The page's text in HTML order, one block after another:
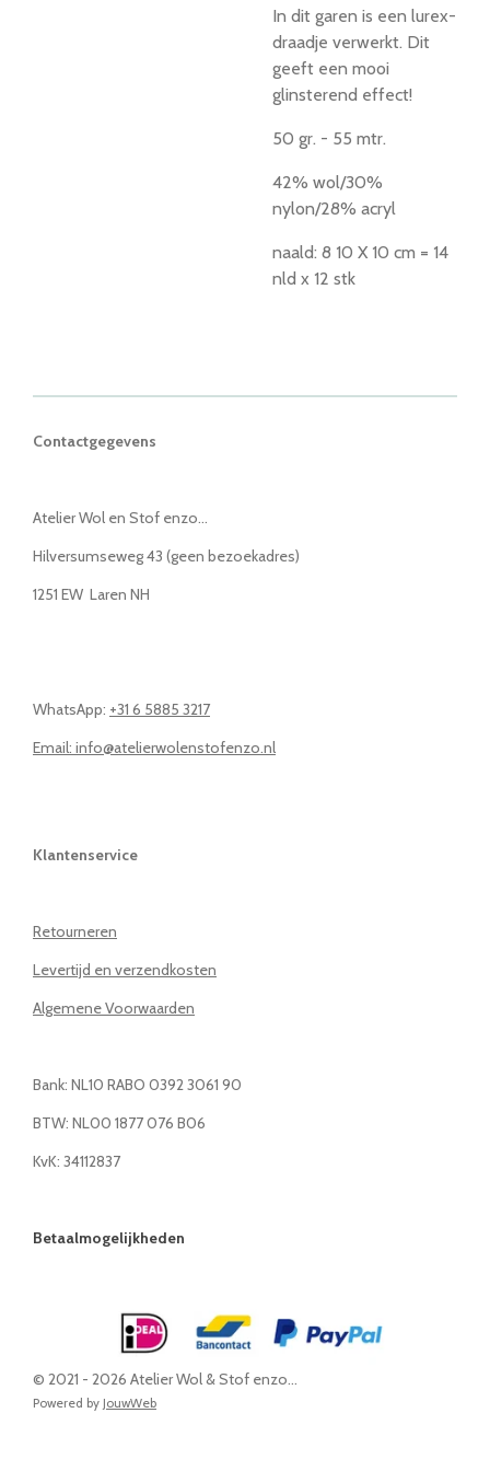
In dit garen is een lurex-
draadje verwerkt. Dit
geeft een mooi
glinsterend effect!
50 gr. - 55 mtr.
42% wol/30%
nylon/28% acryl
naald: 8 10 X 10 cm = 14
nld x 12 stk
Contactgegevens
Atelier Wol en Stof enzo...
Hilversumseweg 43 (geen bezoekadres)
1251 EW Laren NH
WhatsApp: +31 6 5885 3217
Email: info@atelierwolenstofenzo.nl
Klantenservice
Retourneren
Levertijd en verzendkosten
Algemene Voorwaarden
Bank: NL10 RABO 0392 3061 90
BTW: NL00 1877 076 B06
KvK: 34112837
Betaalmogelijkheden
© 2021 - 2026 Atelier Wol & Stof enzo...
Powered by JouwWeb